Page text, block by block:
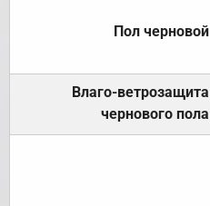
Пол черновой
Влаго-ветрозащита
чернового пола